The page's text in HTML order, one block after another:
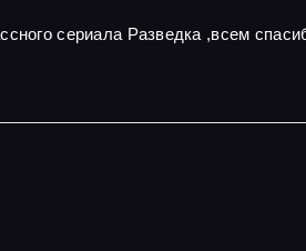
сериала Разведка ,всем